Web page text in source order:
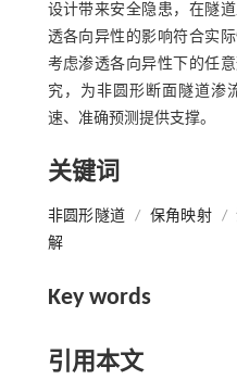
设计带来安全隐患，在隧
透各向异性的影响符合实
考虑渗透各向异性下的任
究，为非圆形断面隧道渗
速、准确预测提供支撑。
关键词
非圆形隧道 / 保角映射 /
解
Key words
引用本文